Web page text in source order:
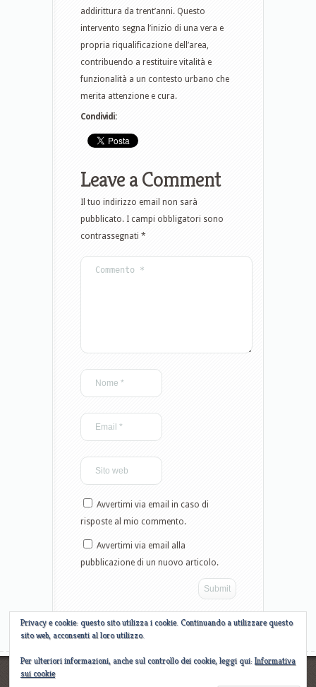
addirittura da trent’anni. Questo
intervento segna l’inizio di una vera e
propria riqualificazione dell’area,
contribuendo a restituire vitalità e
funzionalità a un contesto urbano che
merita attenzione e cura.
Condividi:
Leave a Comment
Il tuo indirizzo email non sarà
pubblicato. I campi obbligatori sono
contrassegnati *
Avvertimi via email in caso di
risposte al mio commento.
Avvertimi via email alla
pubblicazione di un nuovo articolo.
Privacy e cookie: questo sito utilizza i cookie. Continuando a utilizzare questo
sito web, acconsenti al loro utilizzo.
Per ulteriori informazioni, anche sul controllo dei cookie, leggi qui: Informativa
sui cookie